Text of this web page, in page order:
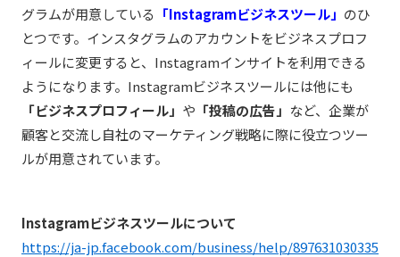
グラムが用意している 「Instagramビジネスツール」 のひ
とつです。インスタグラムのアカウントをビジネスプロフ
ィールに変更すると、Instagramインサイトを利用できる
ようになります。Instagramビジネスツールには他にも
「ビジネスプロフィール」 や 「投稿の広告」 など、企業が
顧客と交流し自社のマーケティング戦略に際に役立つツー
ルが用意されています。
Instagramビジネスツールについて
https://ja-jp.facebook.com/business/help/897631030335